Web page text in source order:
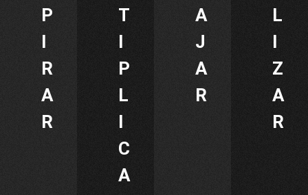
P
I
R
A
R
T
I
P
L
I
C
A
A
J
A
R
L
I
Z
A
R